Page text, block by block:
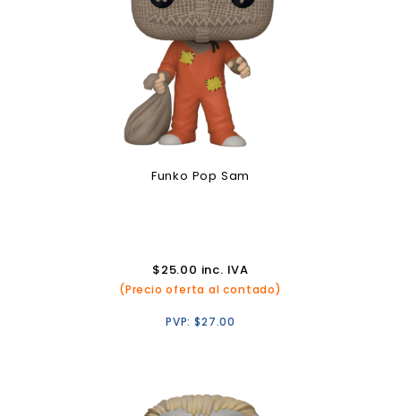
Funko Pop Sam
$25.00 inc. IVA
(Precio oferta al contado)
PVP:$27.00